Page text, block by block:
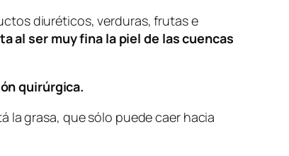
diuréticos, verduras, frutas e
al ser muy fina la piel de las cuencas
quirúrgica.
la grasa, que sólo puede caer hacia